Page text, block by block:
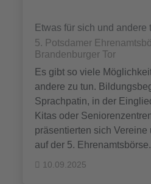
Etwas für sich und andere
5. Potsdamer
Brandenburger Tor
Es gibt so viele
andere zu tun.
Sprachpatin, in der
Kitas oder
präsentierten sich Vereine
auf der 5. Ehrenamtsbörse.
10.09.2025